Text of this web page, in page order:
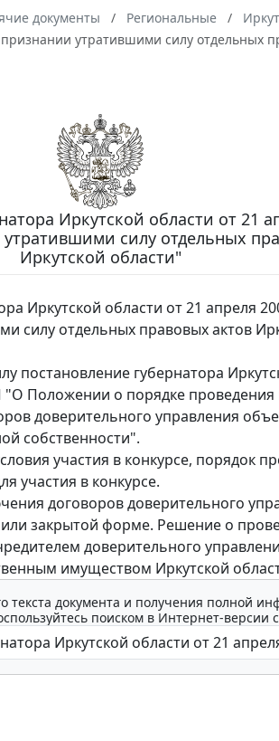
документы Региональные
утратившими силу отдельных
Иркутской области от 21
силу отдельных
Иркутской области"
Иркутской области от 21 апреля
силу отдельных правовых актов
постановление губернатора
"О Положении о порядке проведения
доверительного управления
собственности".
участия в конкурсе, порядок
участия в конкурсе.
договоров доверительного
закрытой форме. Решение о
доверительного
имуществом Иркутской
текста документа и получения полной
поиском в Интернет-версии